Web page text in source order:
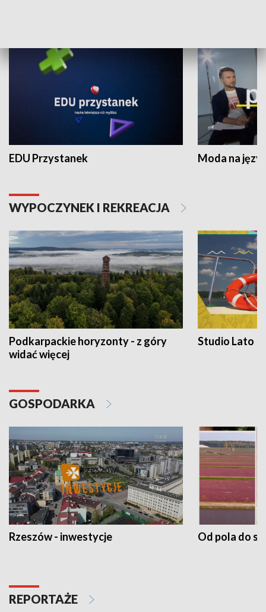
EDU Przystanek Moda na
WYPOCZYNEK I REKREACJA
Podkarpackie horyzonty - z góry
widać więcej
Studio Lato
GOSPODARKA
Rzeszów - inwestycje Od pola do
REPORTAŻE